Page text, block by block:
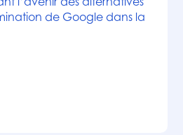
de Google dans la